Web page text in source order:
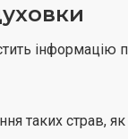
інформацію
таких страв,